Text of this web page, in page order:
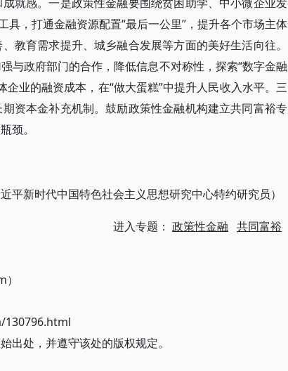
具，打通金融资源配置“最后一公里”，提升各个市场主体
教育需求提升、城乡融合发展等方面的美好生活向往。
与政府部门的合作，降低信息不对称性，探索“数字金融
业的融资成本，在“做大蛋糕”中提升人民收入水平。三
资本金补充机制。鼓励政策性金融机构建立共同富裕专
颈。
平新时代中国特色社会主义思想研究中心特约研究员）
进入专题： 政策性金融 共同富裕
130796.html
出处，并遵守该处的版权规定。